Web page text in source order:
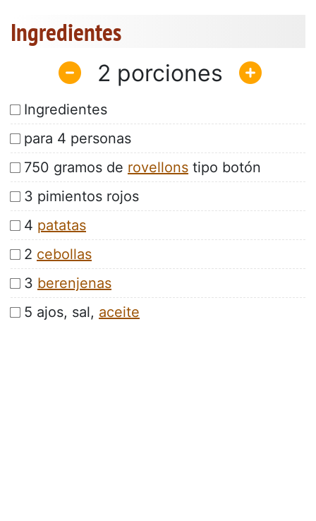
Ingredientes
2
Ingredientes
para 4 personas
750 gramos de rovellons tipo botón
3 pimientos rojos
4 patatas
2 cebollas
3 berenjenas
5 ajos, sal, aceite